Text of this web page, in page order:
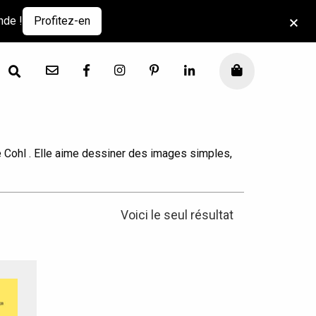
ContactFacebookInstagramPinterestLinkedInMon panier
. Elle aime dessiner des images simples,
Voici le seul résultat
! Profitez-en